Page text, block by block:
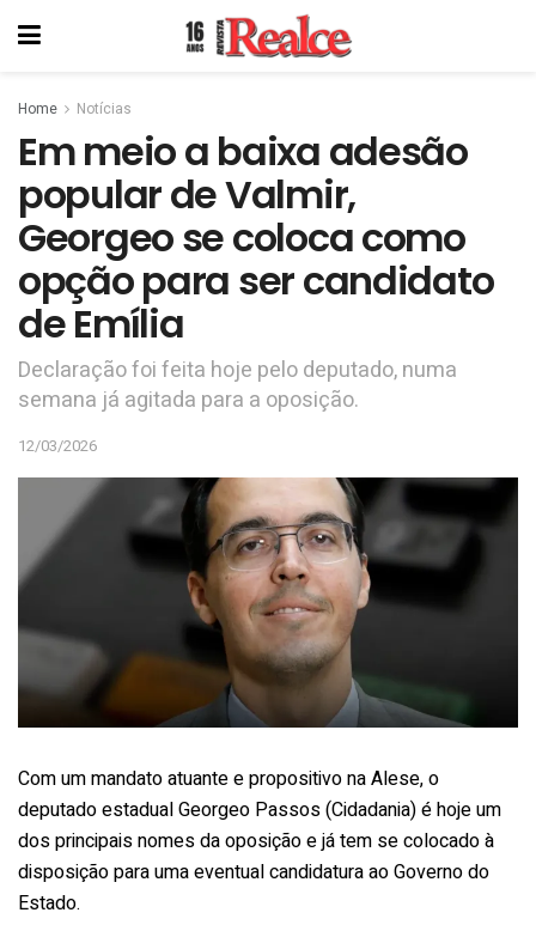
Home Notícias
Em meio a baixa adesão
popular de Valmir,
Georgeo se coloca como
opção para ser candidato
de Emília
Declaração foi feita hoje pelo deputado, numa
semana já agitada para a oposição.
12/03/2026
Com um mandato atuante e propositivo na Alese, o
deputado estadual Georgeo Passos (Cidadania) é hoje um
dos principais nomes da oposição e já tem se colocado à
disposição para uma eventual candidatura ao Governo do
Estado.